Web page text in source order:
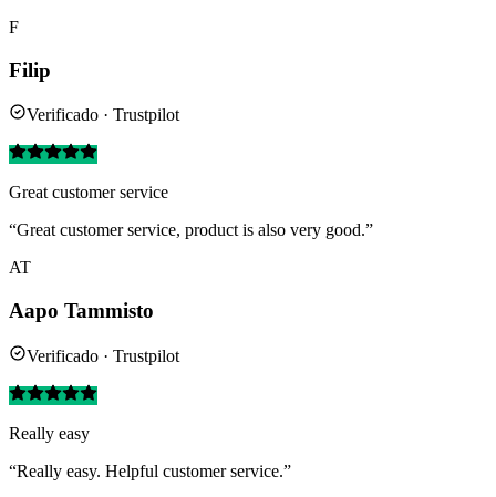
F
Filip
Verificado · Trustpilot
Great customer service
“Great customer service, product is also very good.”
AT
Aapo Tammisto
Verificado · Trustpilot
Really easy
“Really easy. Helpful customer service.”